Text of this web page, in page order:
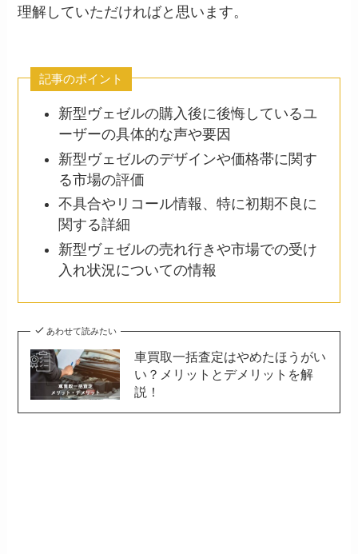
理解していただければと思います。
記事のポイント
新型ヴェゼルの購入後に後悔しているユ
ーザーの具体的な声や要因
新型ヴェゼルのデザインや価格帯に関す
る市場の評価
不具合やリコール情報、特に初期不良に
関する詳細
新型ヴェゼルの売れ行きや市場での受け
入れ状況についての情報
あわせて読みたい
車買取一括査定はやめたほうがい
い？メリットとデメリットを解
説！